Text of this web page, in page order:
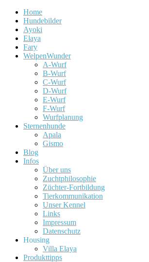
Home
Hundebilder
Ayoki
Elaya
Fary
WelpenWunder
A-Wurf
B-Wurf
C-Wurf
D-Wurf
E-Wurf
F-Wurf
Wurfplanung
Sternenhunde
Apala
Gismo
Blog
Infos
Über uns
Zuchtphilosophie
Züchter-Fortbildung
Tierkommunikation
Unser Kennel
Links
Impressum
Datenschutz
Housing
Villa Elaya
Produkttipps